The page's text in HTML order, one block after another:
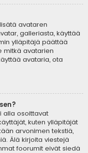
avataren
galleriasta, käyttää
ylläpitäjä päättää
mitkä avatarien
avataria, ota
alla osoittavat
kuten ylläpitäjät
arvonimen tekstiä,
Älä kirjoita viestejä
foorumit eivät siedä